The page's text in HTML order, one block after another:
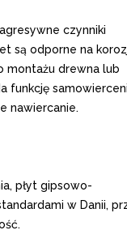
czynniki
są odporne na
montażu drewna lub
funkcję
nawiercanie.
płyt gipsowo-
w Danii,